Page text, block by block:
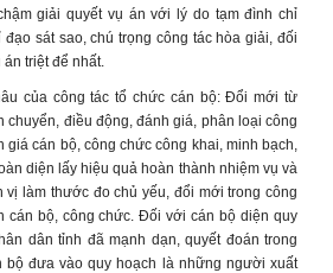
giải quyết vụ án với lý do tạm đình chỉ
sát sao, chú trọng công tác hòa giải, đối
triệt để nhất.
của công tác tổ chức cán bộ: Đổi mới từ
chuyển, điều động, đánh giá, phân loại công
cán bộ, công chức công khai, minh bạch,
diện lấy hiệu quả hoàn thành nhiệm vụ và
vị làm thước đo chủ yếu, đổi mới trong công
cán bộ, công chức. Đối với cán bộ diện quy
dân tỉnh đã mạnh dạn, quyết đoán trong
bộ đưa vào quy hoạch là những người xuất